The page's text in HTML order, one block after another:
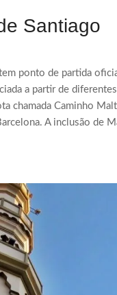
Santiago
ponto de partida
a partir de
chamada Caminho
A inclusão de